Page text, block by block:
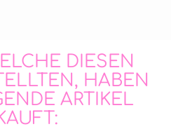
DIESEN
HABEN
ARTIKEL